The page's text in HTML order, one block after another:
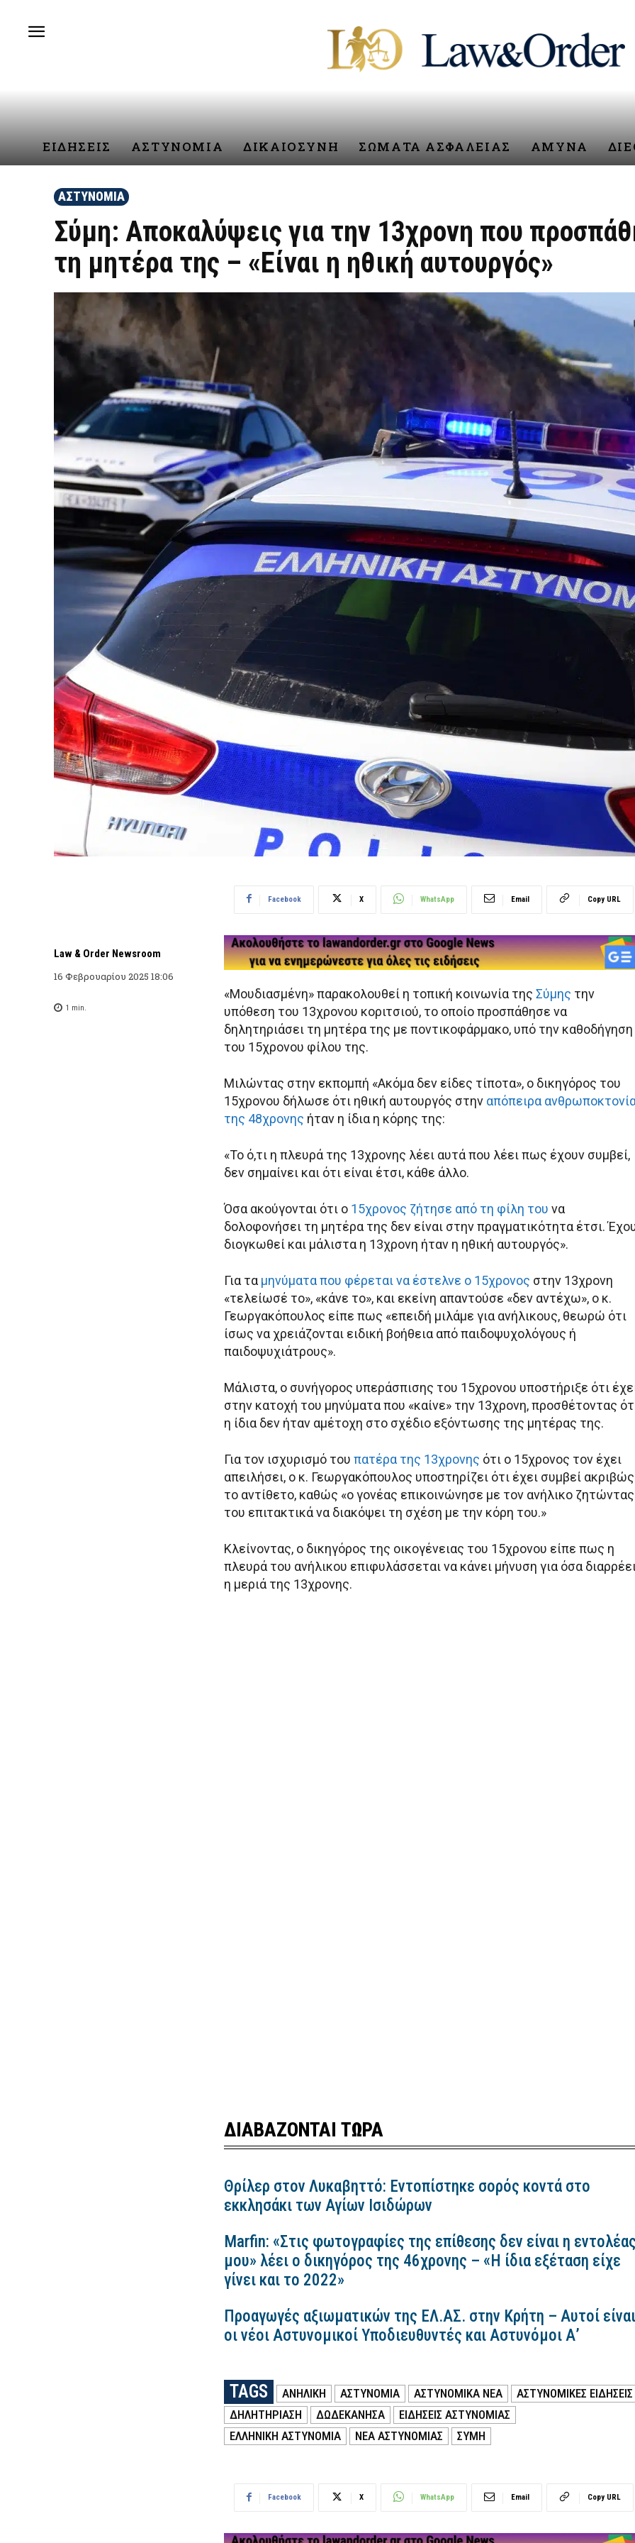
ΕΙΔΗΣΕΙΣ ΑΣΤΥΝΟΜΙΑ ΔΙΚΑΙΟΣΥΝΗ ΣΩΜΑΤΑ ΑΣΦΑΛΕΙΑΣ ΑΜΥΝΑ
ΑΣΤΥΝΟΜΙΑ
Σύμη: Αποκαλύψεις για την 13χρονη που
τη μητέρα της – «Είναι η ηθική αυτουργός»
Law & Order Newsroom
16 Φεβρουαρίου 2025 18:06
1 min.
Facebook X WhatsApp Email Copy URL
«Μουδιασμένη» παρακολουθεί η τοπική κοινωνία της Σύμης την
υπόθεση του 13χρονου κοριτσιού, το οποίο προσπάθησε να
δηλητηριάσει τη μητέρα της με ποντικοφάρμακο, υπό την καθοδήγηση
του 15χρονου φίλου της.
Μιλώντας στην εκπομπή «Ακόμα δεν είδες τίποτα», ο δικηγόρος του
15χρονου δήλωσε ότι ηθική αυτουργός στην απόπειρα
της 48χρονης ήταν η ίδια η κόρης της:
«Το ό,τι η πλευρά της 13χρονης λέει αυτά που λέει πως έχουν συμβεί,
δεν σημαίνει και ότι είναι έτσι, κάθε άλλο.
Όσα ακούγονται ότι ο 15χρονος ζήτησε από τη φίλη του να
δολοφονήσει τη μητέρα της δεν είναι στην πραγματικότητα έτσι.
διογκωθεί και μάλιστα η 13χρονη ήταν η ηθική αυτουργός».
Για τα μηνύματα που φέρεται να έστελνε ο 15χρονος στην 13χρονη
«τελείωσέ το», «κάνε το», και εκείνη απαντούσε «δεν αντέχω», ο κ.
Γεωργακόπουλος είπε πως «επειδή μιλάμε για ανήλικους, θεωρώ ότι
ίσως να χρειάζονται ειδική βοήθεια από παιδοψυχολόγους ή
παιδοψυχιάτρους».
Μάλιστα, ο συνήγορος υπεράσπισης του 15χρονου υποστήριξε ότι
στην κατοχή του μηνύματα που «καίνε» την 13χρονη, προσθέτοντας
η ίδια δεν ήταν αμέτοχη στο σχέδιο εξόντωσης της μητέρας της.
Για τον ισχυρισμό του πατέρα της 13χρονης ότι ο 15χρονος τον έχει
απειλήσει, ο κ. Γεωργακόπουλος υποστηρίζει ότι έχει συμβεί ακριβώς
το αντίθετο, καθώς «ο γονέας επικοινώνησε με τον ανήλικο ζητώντας
του επιτακτικά να διακόψει τη σχέση με την κόρη του.»
Κλείνοντας, ο δικηγόρος της οικογένειας του 15χρονου είπε πως η
πλευρά του ανήλικου επιφυλάσσεται να κάνει μήνυση για όσα
η μεριά της 13χρονης.
ΔΙΑΒΑΖΟΝΤΑΙ ΤΩΡΑ
Θρίλερ στον Λυκαβηττό: Εντοπίστηκε σορός κοντά στο
εκκλησάκι των Αγίων Ισιδώρων
Marfin: «Στις φωτογραφίες της επίθεσης δεν είναι η εντολέας
μου» λέει ο δικηγόρος της 46χρονης – «Η ίδια εξέταση είχε
γίνει και το 2022»
Προαγωγές αξιωματικών της ΕΛ.ΑΣ. στην Κρήτη – Αυτοί είναι
οι νέοι Αστυνομικοί Υποδιευθυντές και Αστυνόμοι Α’
TAGS ΑΝΗΛΙΚΗ ΑΣΤΥΝΟΜΙΑ ΑΣΤΥΝΟΜΙΚΑ ΝΕΑ
ΑΣΤΥΝΟΜΙΚΕΣ ΕΙΔΗΣΕΙΣ
ΔΗΛΗΤΗΡΙΑΣΗ
ΔΩΔΕΚΑΝΗΣΑ
ΕΙΔΗΣΕΙΣ ΑΣΤΥΝΟΜΙΑΣ
ΕΛΛΗΝΙΚΗ ΑΣΤΥΝΟΜΙΑ
ΝΕΑ ΑΣΤΥΝΟΜΙΑΣ ΣΥΜΗ
Facebook X WhatsApp Email Copy URL